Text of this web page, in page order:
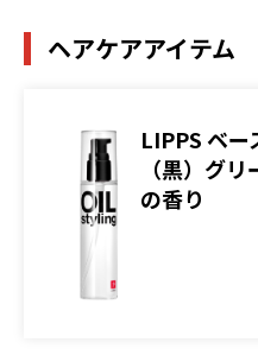
ヘアケアアイテム
LIPPS ベ
（黒）グ
の香り